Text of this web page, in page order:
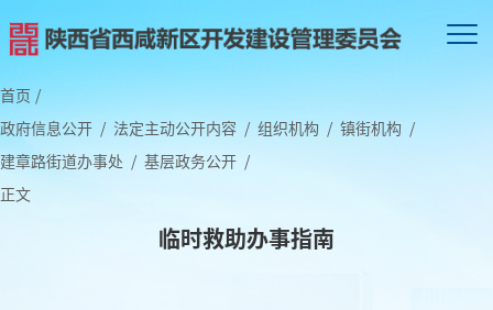
首页 /
政府信息公开 / 法定主动公开内容 / 组织机构 / 镇街机构 /
建章路街道办事处 / 基层政务公开 /
正文
临时救助办事指南